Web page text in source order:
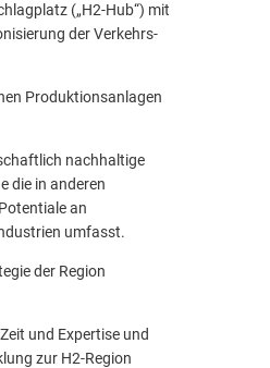
(„H2-Hub“) mit
der Verkehrs-
Produktionsanlagen
nachhaltige
die in anderen
an
umfasst.
der Region
und Expertise und
zur H2-Region